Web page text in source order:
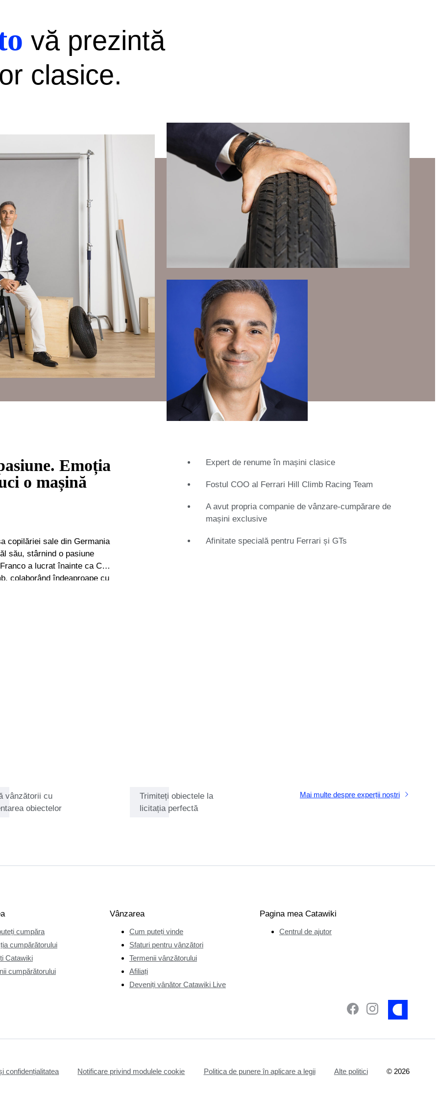
vă prezintă
clasice.
Emoția
o mașină
copilăriei sale din Germania
său, stârnind o pasiune
colaborând îndeaproape cu
Acest lucru i-a permis
în mașini clasice din
sa
Franco se angajează
și cea mai bună experiență
și după o licitație.
Expert de renume în mașini clasice
Fostul COO al Ferrari Hill Climb Racing Team
A avut propria companie de vânzare-cumpărare de
mașini exclusive
Afinitate specială pentru Ferrari și GTs
vânzătorii cu
obiectelor
Trimiteți obiectele la
licitația perfectă
Mai multe despre experții noștri
cumpăra
cumpărătorului
Catawiki
cumpărătorului
Vânzarea
Cum puteți vinde
Sfaturi pentru vânzători
Termenii vânzătorului
Afiliați
Deveniți vânător Catawiki Live
Pagina mea Catawiki
Centrul de ajutor
confidențialitatea Notificare privind modulele cookie Politica de punere în aplicare a legii Alte politici © 2026